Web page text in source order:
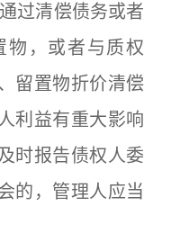
过清偿债务或者
物，或者与质权
留置物折价清偿
利益有重大影响
时报告债权人委
的，管理人应当